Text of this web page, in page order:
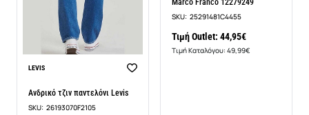
-30%
LEVIS
Ανδρικό τζιν παντελόνι Levis
SKU: 26193070F2105
Marco Franco 12279249
SKU: 25291481C4455
Τιμή Outlet: 44,95€
Τιμή Καταλόγου: 49,99€